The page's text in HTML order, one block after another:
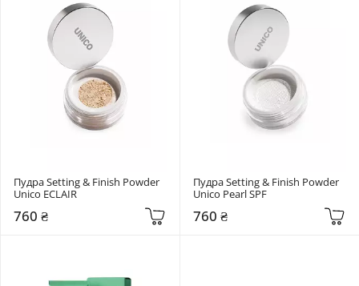
Пудра Setting & Finish Powder
Unico ECLAIR
760 ₴
Пудра Setting & Finish Powder
Unico Pearl SPF
760 ₴